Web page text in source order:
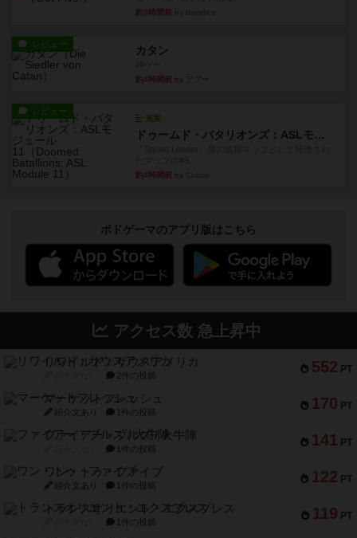
約3時間前
レビュー カタン
約4時間前
レビュー
充実
ドゥームド・バタリオンズ：ASLモジュール11
約4時間前
ボドゲーマのアプリ版はこちら
アクセス数 急上昇中
552 PT
リワイルド：サウスアメリカ
2件の投稿
170 PT
マーケットフレッシュ
紹介文あり 1件の投稿
141 PT
ファイアー・ブルズ / 火牛陣
1件の投稿
122 PT
ワン・トゥ・ファイブ
紹介文あり 1件の投稿
119 PT
トランスオリエント・エクスプレス
1件の投稿